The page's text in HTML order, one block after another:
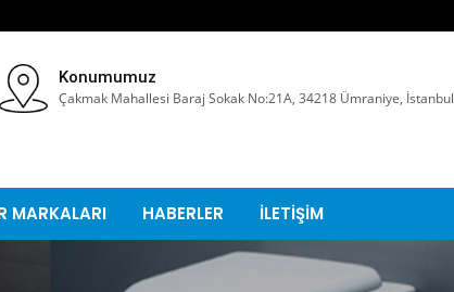
Konumumuz
Çakmak Mahallesi Baraj Sokak No:21A, 34218 Ümraniye, İstanbul
MARKALARI HABERLER İLETİŞİM